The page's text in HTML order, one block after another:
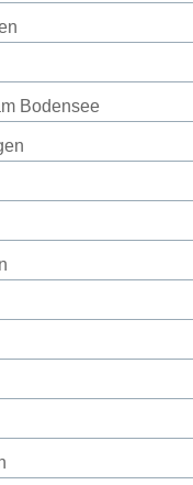
Bodensee